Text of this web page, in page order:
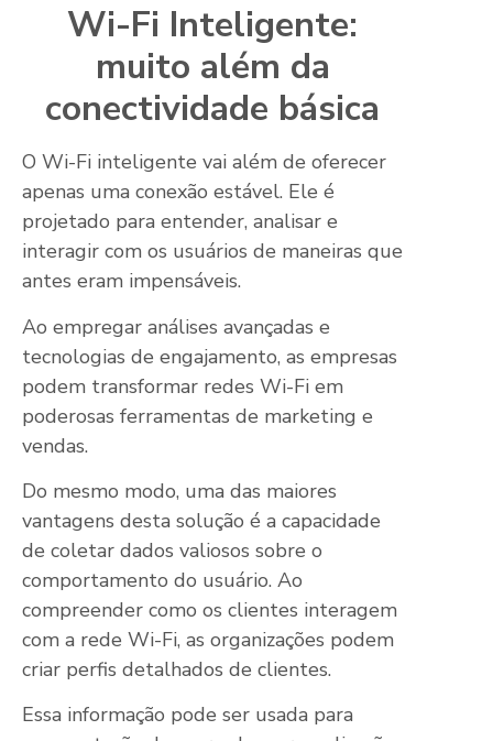
Wi-Fi Inteligente:
muito além da
conectividade básica
O Wi-Fi inteligente vai além de oferecer
apenas uma conexão estável. Ele é
projetado para entender, analisar e
interagir com os usuários de maneiras que
antes eram impensáveis.
Ao empregar análises avançadas e
tecnologias de engajamento, as empresas
podem transformar redes Wi-Fi em
poderosas ferramentas de marketing e
vendas.
Do mesmo modo, uma das maiores
vantagens desta solução é a capacidade
de coletar dados valiosos sobre o
comportamento do usuário. Ao
compreender como os clientes interagem
com a rede Wi-Fi, as organizações podem
criar perfis detalhados de clientes.
Essa informação pode ser usada para